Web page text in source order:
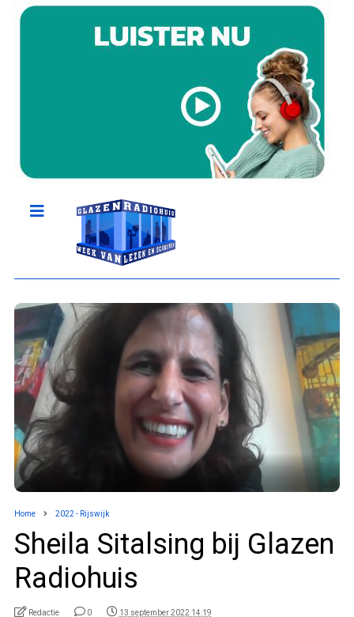
Home 2022 - Rijswijk
Sheila Sitalsing bij Glazen
Radiohuis
Redactie 0 13 september 2022 14:19